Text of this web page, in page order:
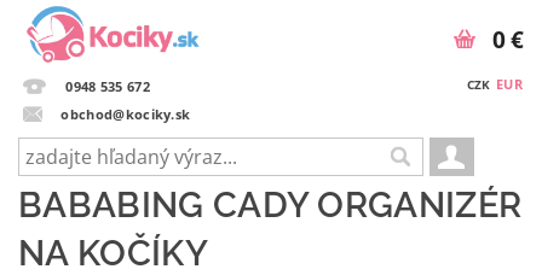
0948 535 672
obchod@kociky.sk
CZK EUR
0 €
BABABING CADY ORGANIZÉR
NA KOČÍKY